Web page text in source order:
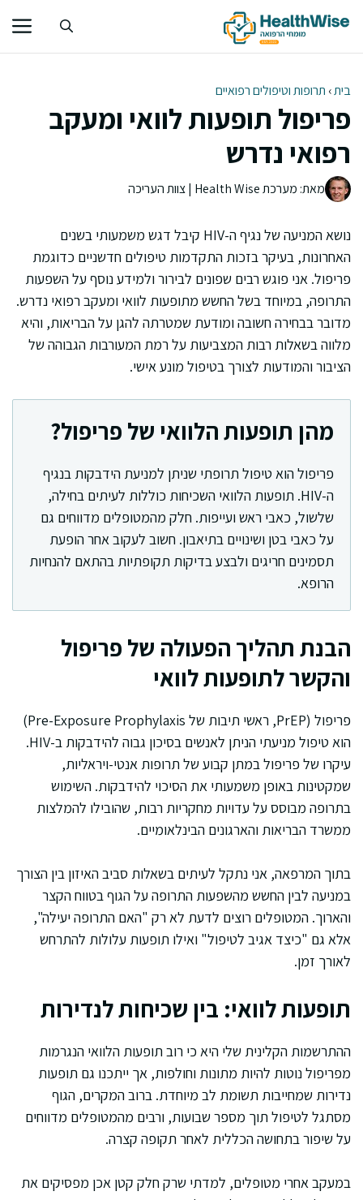
לתוכן
בית› תרופות וטיפולים רפואיים
פריפול תופעות לוואי ומעקב
רפואי נדרש
מאת: מערכת Health Wise | צוות העריכה
נושא המניעה של נגיף ה-HIV קיבל דגש משמעותי בשנים
האחרונות, בעיקר בזכות התקדמות טיפולים חדשניים כדוגמת
פריפול. אני פוגש רבים שפונים לבירור ולמידע נוסף על השפעות
התרופה, במיוחד בשל החשש מתופעות לוואי ומעקב רפואי נדרש.
מדובר בבחירה חשובה ומודעת שמטרתה להגן על הבריאות, והיא
מלווה בשאלות רבות המצביעות על רמת המעורבות הגבוהה של
הציבור והמודעות לצורך בטיפול מונע אישי.
מהן תופעות הלוואי של פריפול?
פריפול הוא טיפול תרופתי שניתן למניעת הידבקות בנגיף
ה-HIV. תופעות הלוואי השכיחות כוללות לעיתים בחילה,
שלשול, כאבי ראש ועייפות. חלק מהמטופלים מדווחים גם
על כאבי בטן ושינויים בתיאבון. חשוב לעקוב אחר הופעת
תסמינים חריגים ולבצע בדיקות תקופתיות בהתאם להנחיות
הרופא.
הבנת תהליך הפעולה של פריפול
והקשר לתופעות לוואי
פריפול (PrEP, ראשי תיבות של Pre-Exposure Prophylaxis)
הוא טיפול מניעתי הניתן לאנשים בסיכון גבוה להידבקות ב-HIV.
עיקרו של פריפול במתן קבוע של תרופות אנטי-ויראליות,
שמקטינות באופן משמעותי את הסיכוי להידבקות. השימוש
בתרופה מבוסס על עדויות מחקריות רבות, שהובילו להמלצות
ממשרד הבריאות והארגונים הבינלאומיים.
בתוך המרפאה, אני נתקל לעיתים בשאלות סביב האיזון בין הצורך
במניעה לבין החשש מהשפעות התרופה על הגוף בטווח הקצר
והארוך. המטופלים רוצים לדעת לא רק "האם התרופה יעילה",
אלא גם "כיצד אגיב לטיפול" ואילו תופעות עלולות להתרחש
לאורך זמן.
תופעות לוואי: בין שכיחות לנדירות
ההתרשמות הקלינית שלי היא כי רוב תופעות הלוואי הנגרמות
מפריפול נוטות להיות מתונות וחולפות, אך ייתכנו גם תופעות
נדירות שמחייבות תשומת לב מיוחדת. ברוב המקרים, הגוף
מסתגל לטיפול תוך מספר שבועות, ורבים מהמטופלים מדווחים
על שיפור בתחושה הכללית לאחר תקופה קצרה.
במעקב אחרי מטופלים, למדתי שרק חלק קטן אכן מפסיקים את